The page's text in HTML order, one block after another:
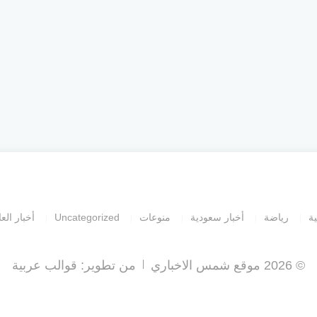
رياضة أخبار سعودية منوعات Uncategorized أخبار
© 2026 موقع شمس الاخباري من تطوير: قوالب عربية